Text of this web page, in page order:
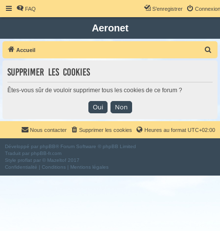
FAQ Connexion
S’enregistrer
Aeronet
Accueil
c
h
Supprimer les cookies
Êtes-vous sûr de vouloir supprimer tous les cookies de ce forum ?
Heures au format UTC+02:00
Supprimer les cookies
Nous contacter
Développé par phpBB® Forum Software © phpBB Limited
Traduit par phpBB-fr.com
Style proflat par © Mazeltof 2017
Confidentialité | Conditions | Mentions légales